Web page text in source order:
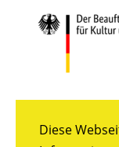
Diese